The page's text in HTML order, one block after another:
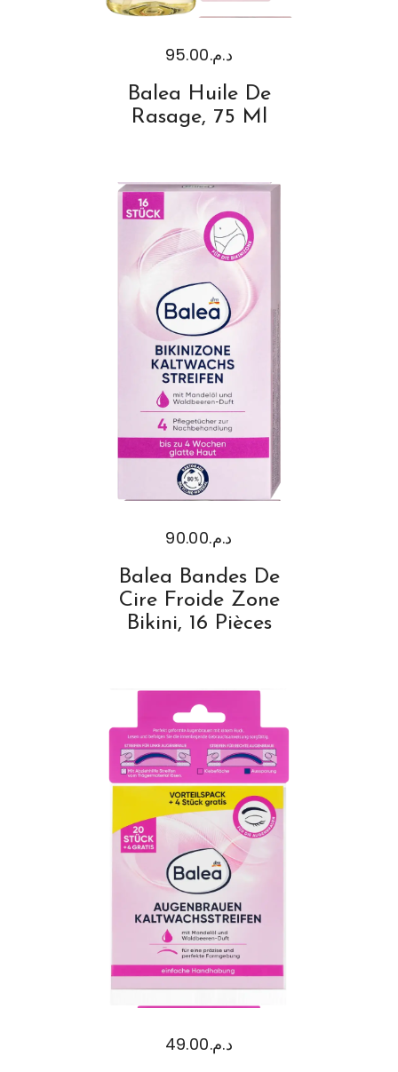
د.م.95.00
Balea Huile De
Rasage, 75 Ml
د.م.90.00
Balea Bandes De
Cire Froide Zone
Bikini, 16 Pièces
د.م.49.00